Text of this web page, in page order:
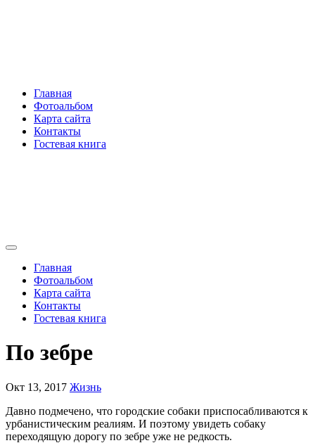
Главная
Фотоальбом
Карта сайта
Контакты
Гостевая книга
Главная
Фотоальбом
Карта сайта
Контакты
Гостевая книга
По зебре
Окт 13, 2017 Жизнь
Давно подмечено, что городские собаки приспосабливаются к
урбанистическим реалиям. И поэтому увидеть собаку
переходящую дорогу по зебре уже не редкость.